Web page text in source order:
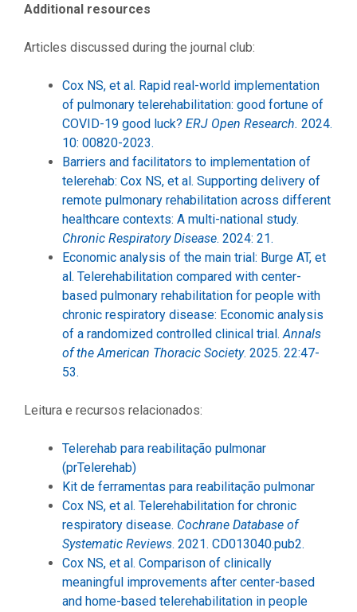
Additional resources
Articles discussed during the journal club:
Cox NS, et al. Rapid real-world implementation
of pulmonary telerehabilitation: good fortune of
COVID-19 good luck? ERJ Open Research. 2024.
10: 00820-2023.
Barriers and facilitators to implementation of
telerehab: Cox NS, et al. Supporting delivery of
remote pulmonary rehabilitation across different
healthcare contexts: A multi-national study.
Chronic Respiratory Disease. 2024: 21.
Economic analysis of the main trial: Burge AT, et
al. Telerehabilitation compared with center-
based pulmonary rehabilitation for people with
chronic respiratory disease: Economic analysis
of a randomized controlled clinical trial.Annals
of the American Thoracic Society. 2025. 22:47-
53.
Leitura e recursos relacionados:
Telerehab para reabilitação pulmonar
(prTelerehab)
Kit de ferramentas para reabilitação pulmonar
Cox NS, et al. Telerehabilitation for chronic
respiratory disease. Cochrane Database of
Systematic Reviews. 2021. CD013040.pub2.
Cox NS, et al. Comparison of clinically
meaningful improvements after center-based
and home-based telerehabilitation in people